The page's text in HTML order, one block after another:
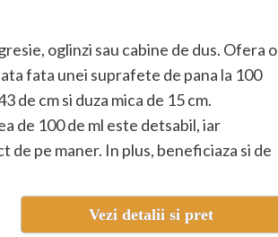
oglinzi sau cabine de dus. Ofera o
fata unei suprafete de pana la 100
de cm si duza mica de 15 cm.
de 100 de ml este detsabil, iar
pe maner. In plus, beneficiaza si de
Vezi detalii si pret